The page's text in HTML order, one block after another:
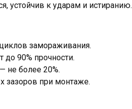
устойчив к ударам и истиранию.
замораживания.
до 90% прочности.
не более 20%.
зазоров при монтаже.